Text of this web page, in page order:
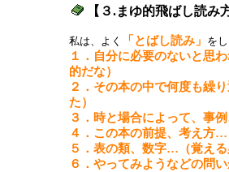
【３.まゆ的飛ばし読み
私は、よく 「とばし読み」 を
１．自分に必要のないと思
的だな）
２．その本の中で何度も繰
た）
３．時と場合によって、事
４．この本の前提、考え方
５．表の類、数字…（覚え
６．やってみようなどの問